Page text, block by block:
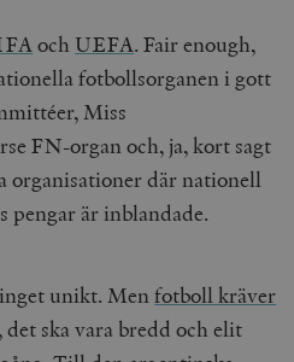
ochUEFA. Fair enough,
fotbollsorganen i gott
Miss
FN-organ och, ja, kort sagt
organisationer där nationell
pengar är inblandade.
unikt. Menfotboll kräver
det ska vara bredd och elit